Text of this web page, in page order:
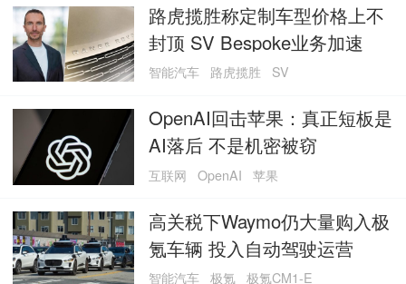
路虎揽胜称定制车型价格上不
封顶 SV Bespoke业务加速
智能汽车 路虎揽胜 SV
OpenAI回击苹果：真正短板是
AI落后 不是机密被窃
互联网 OpenAI 苹果
高关税下Waymo仍大量购入极
氪车辆 投入自动驾驶运营
智能汽车 极氪 极氪CM1-E